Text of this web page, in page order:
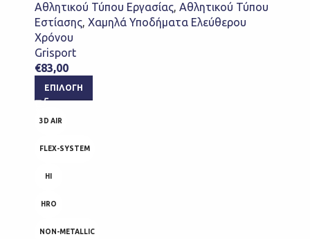
Αθλητικού Τύπου Εργασίας, Αθλητικού Τύπου
Εστίασης, Χαμηλά Υποδήματα Ελεύθερου
Χρόνου
Grisport
€83,00
ΕΠΙΛΟΓΉ
3D AIR
FLEX-SYSTEM
HI
HRO
NON-METALLIC